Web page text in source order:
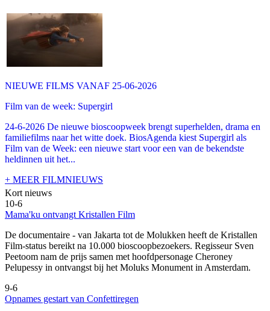
NIEUWE FILMS VANAF 25-06-2026
Film van de week: Supergirl
24-6-2026 De nieuwe bioscoopweek brengt superhelden, drama en
familiefilms naar het witte doek. BiosAgenda kiest Supergirl als
Film van de Week: een nieuwe start voor een van de bekendste
heldinnen uit het...
+ MEER FILMNIEUWS
Kort nieuws
10-6
Mama'ku ontvangt Kristallen Film
De documentaire - van Jakarta tot de Molukken heeft de Kristallen
Film-status bereikt na 10.000 bioscoopbezoekers. Regisseur Sven
Peetoom nam de prijs samen met hoofdpersonage Cheroney
Pelupessy in ontvangst bij het Moluks Monument in Amsterdam.
9-6
Opnames gestart van Confettiregen